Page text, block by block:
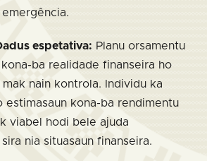
espetativa: Planu orsamentu
ba realidade finanseira ho
mak nain kontrola. Individu ka
estimasaun kona-ba rendimentu
viabel hodi bele ajuda
nia situasaun finanseira.